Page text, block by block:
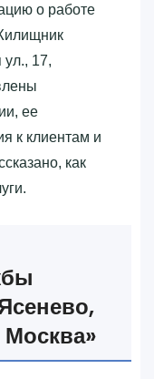
о работе
17,
ее
к клиентам и
как
Москва»‎